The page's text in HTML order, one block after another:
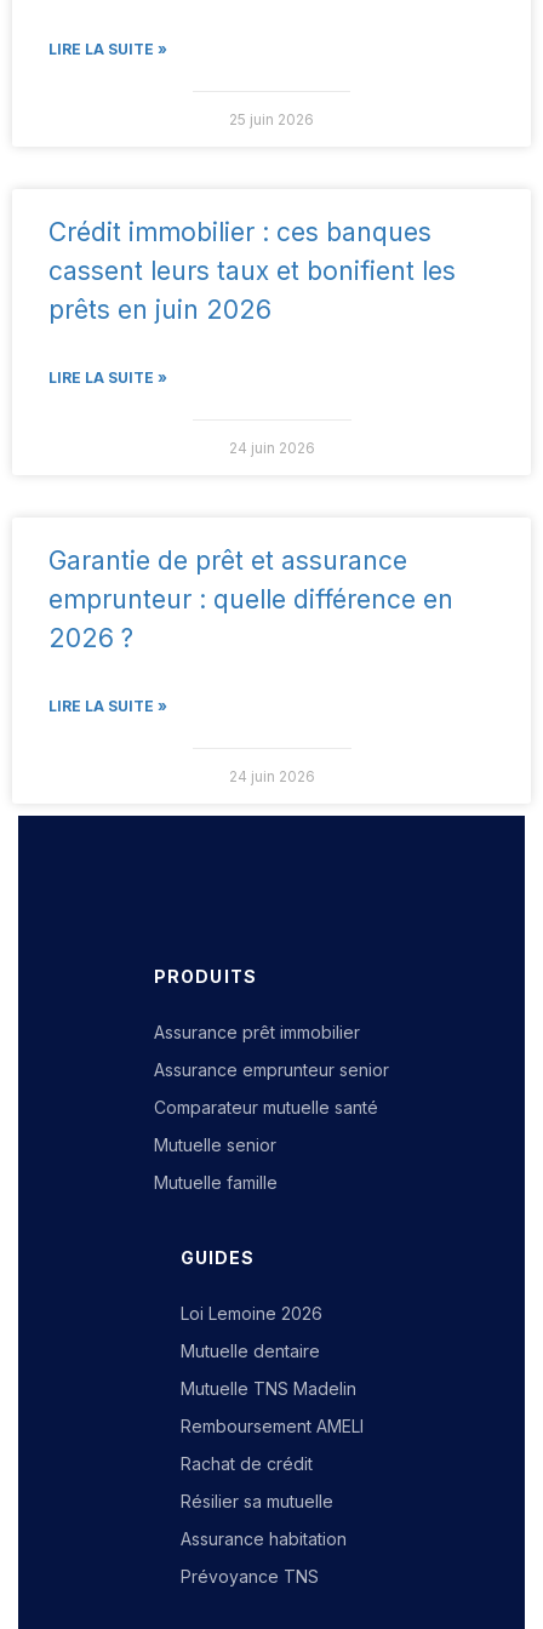
LIRE LA SUITE »
25 juin 2026
Crédit immobilier : ces banques
cassent leurs taux et bonifient les
prêts en juin 2026
LIRE LA SUITE »
24 juin 2026
Garantie de prêt et assurance
emprunteur : quelle différence en
2026 ?
LIRE LA SUITE »
24 juin 2026
PRODUITS
Assurance prêt immobilier
Assurance emprunteur senior
Comparateur mutuelle santé
Mutuelle senior
Mutuelle famille
GUIDES
Loi Lemoine 2026
Mutuelle dentaire
Mutuelle TNS Madelin
Remboursement AMELI
Rachat de crédit
Résilier sa mutuelle
Assurance habitation
Prévoyance TNS